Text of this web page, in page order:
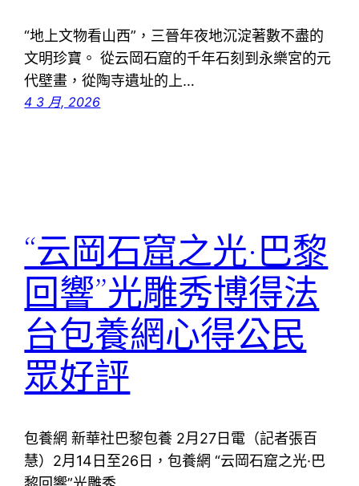
“地上文物看山西”，三晉年夜地沉淀著數不盡的
文明珍寶。 從云岡石窟的千年石刻到永樂宮的元
代壁畫，從陶寺遺址的上…
4 3 月, 2026
“云岡石窟之光·巴黎
回響”光雕秀博得法
台包養網心得公民
眾好評
包養網 新華社巴黎包養 2月27日電（記者張百
慧）2月14日至26日，包養網 “云岡石窟之光·巴